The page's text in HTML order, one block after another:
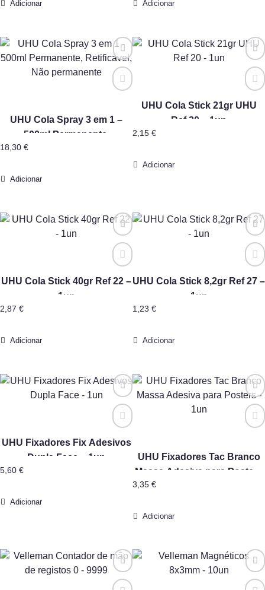
Adicionar Adicionar
UHU Cola Spray 3 em 1 –
500ml Permanente,
Retificável, Não permanente
18,30 €
Adicionar
UHU Cola Stick 21gr UHU
Ref 20 – 1un
2,15 €
Adicionar
UHU Cola Stick 40gr Ref 22 –
1un
2,87 €
Adicionar
UHU Cola Stick 8,2gr Ref 27 –
1un
1,23 €
Adicionar
UHU Fixadores Fix Adesivos
Dupla Face – 1un
5,60 €
Adicionar
UHU Fixadores Tac Branco
Massa Adesiva para Posters
3,35 €
Adicionar